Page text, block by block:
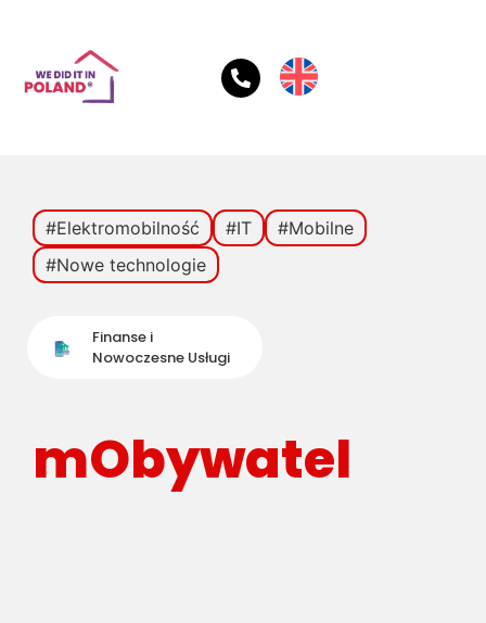
#Elektromobilność #IT
#Mobilne
#Nowe technologie
Finanse i
Nowoczesne Usługi
mObywatel